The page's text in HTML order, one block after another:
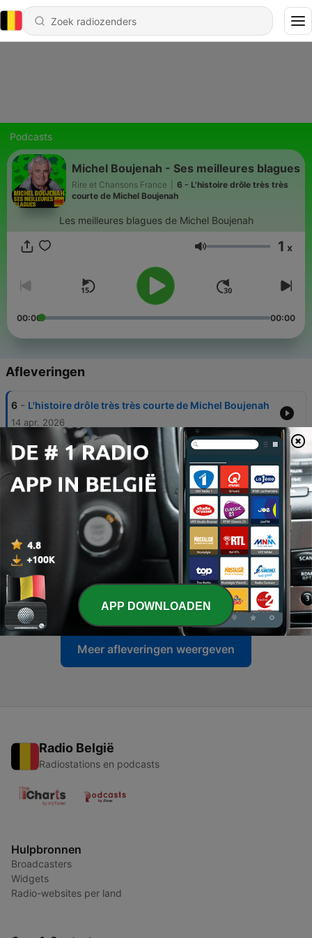
Podcasts
Michel Boujenah - Ses meilleures blagues
Rire et Chansons France
6 - L'histoire drôle très très
courte de Michel Boujenah
Les meilleures blagues de Michel Boujenah
Volume 1 x
00:00 00:00
Afleveringen
6 - L'histoire drôle très très courte de Michel Boujenah
14 apr. 2026
5 - L'armoire
01 apr. 2026
4 - Le mec de 90 ans
3 - Les compliments
01 apr. 2026
- Comment ça va ?
01 apr. 2026
Meer afleveringen weergeven
Radio België
Radiostations en podcasts
Hulpbronnen
Broadcasters
Widgets
Radio-websites per land
APP DOWNLOADEN